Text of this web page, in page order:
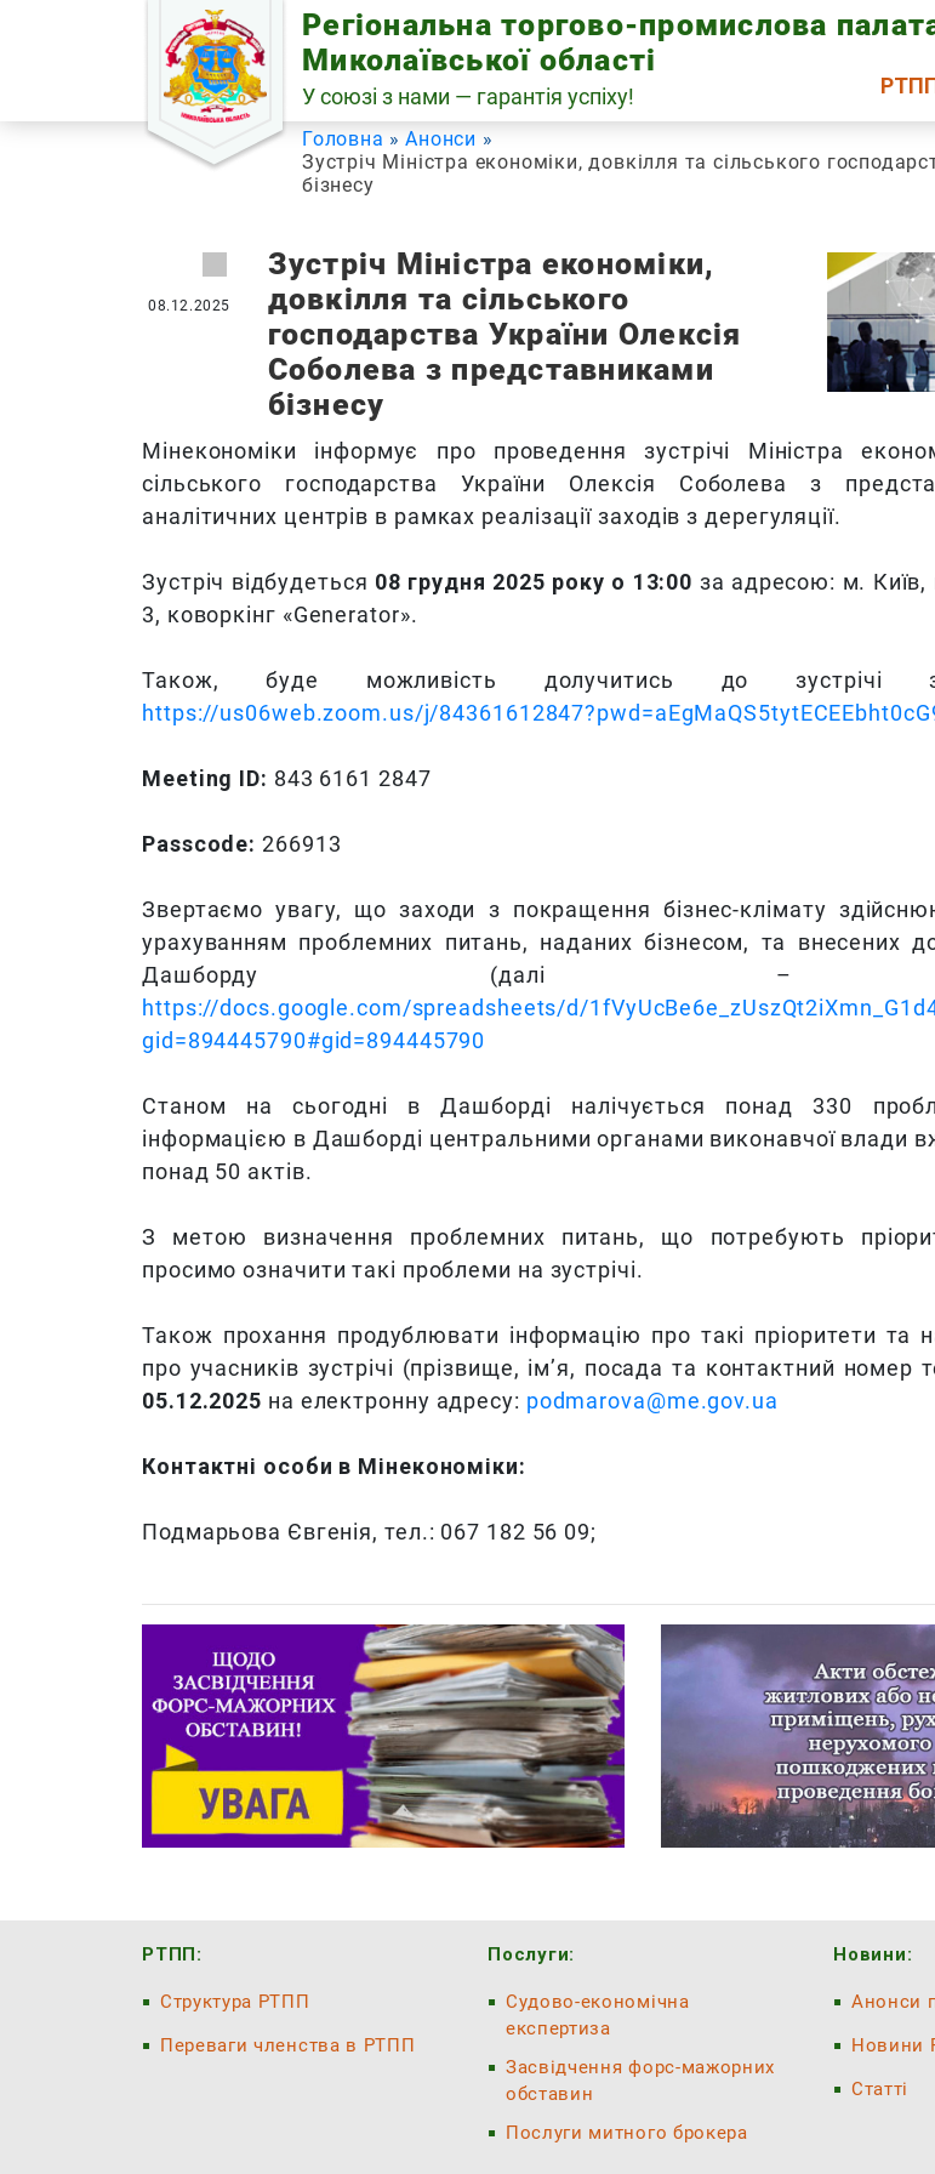
Регіональна торгово-промислова
Миколаївської області
У союзі з нами — гарантія успіху!
Головна
Анонси
Зустріч Міністра економіки, довкілля та сільського
бізнесу
08.12.2025
Зустріч Міністра економіки,
довкілля та сільського
господарства України Олексія
Соболева з представниками
бізнесу
Мінекономіки інформує про проведення зустрічі Міністра
сільського господарства України Олексія Соболева з
аналітичних центрів в рамках реалізації заходів з дерегуляції.
Зустріч відбудеться 08 грудня 2025 року о 13:00 за адресою: м. Київ,
3, коворкінг «Generator».
Також, буде можливість долучитись до зустрічі
https://us06web.zoom.us/j/
Meeting ID: 843 6161 2847
Passcode: 266913
Звертаємо увагу, що заходи з покращення бізнес-клімату
урахуванням проблемних питань, наданих бізнесом, та внесених
Дашборду (далі –
https://docs.google.com/spreadsheets/d/
gid=894445790#gid=894445790
Станом на сьогодні в Дашборді налічується понад 330
інформацією в Дашборді центральними органами виконавчої влади
понад 50 актів.
З метою визначення проблемних питань, що потребують
просимо означити такі проблеми на зустрічі.
Також прохання продублювати інформацію про такі пріоритети та
про учасників зустрічі (прізвище, ім’я, посада та контактний номер
05.12.2025 на електронну адресу: podmarova@me.gov.ua
Контактні особи в Мінекономіки:
Подмарьова Євгенія, тел.: 067 182 56 09;
РТПП:
Структура РТПП
Переваги членства в РТПП
Послуги:
Судово-економічна
експертиза
Засвідчення форс-мажорних
обставин
Послуги митного брокера
Новини:
Анонси
Новини
Статті